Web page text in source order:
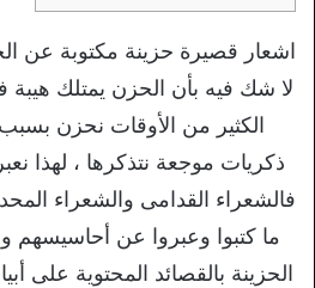
اشعار قصيرة حزينة مكتوبة عن
لا شك فيه بأن الحزن يمتلك
الكثير من الأوقات نحزن
ذكريات موجعة نتذكرها ، لهذا
فالشعراء القدامى والشعراء
ما كتبوا وعبروا عن
الحزينة بالقصائد المحتوية على